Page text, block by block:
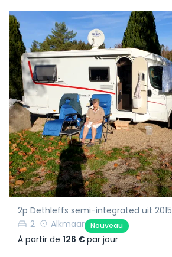
2p Dethleffs semi-integrated uit 2015
2
Alkmaar Nouveau
À partir de 126 €par jour